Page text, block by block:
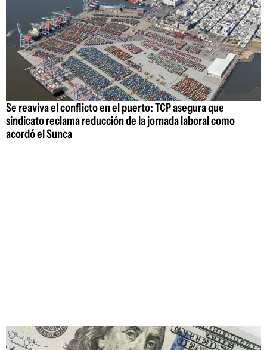
Se reaviva el conflicto en el puerto: TCP asegura que
sindicato reclama reducción de la jornada laboral como
acordó el Sunca